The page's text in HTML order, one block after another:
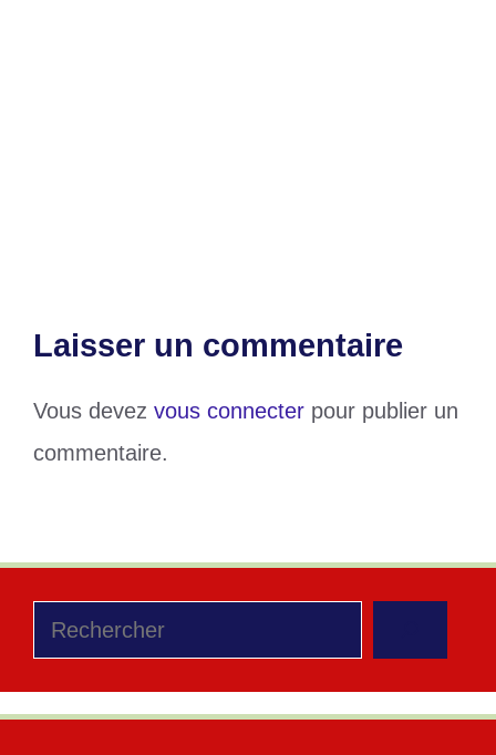
Laisser un commentaire
Vous devez vous connecter pour publier un
commentaire.
Rechercher